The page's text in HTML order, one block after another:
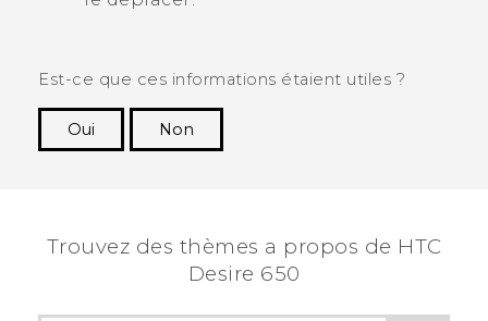
Est-ce que ces informations étaient utiles ?
Oui
Non
Trouvez des thèmes a propos de HTC
Desire 650